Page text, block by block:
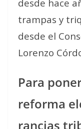
desde hace
trampas y
desde el
Lorenzo
Para
reforma
rancias